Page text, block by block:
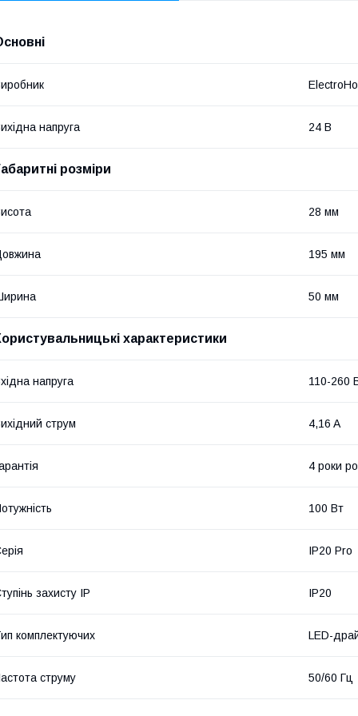
напруга 24 В
розміри
28 мм
195 мм
50 мм
характеристики
напруга 110-260
струм 4,16 A
4 роки
100 Вт
IP20 Pro
захисту IP IP20
комплектуючих LED-
струму 50/60 Гц